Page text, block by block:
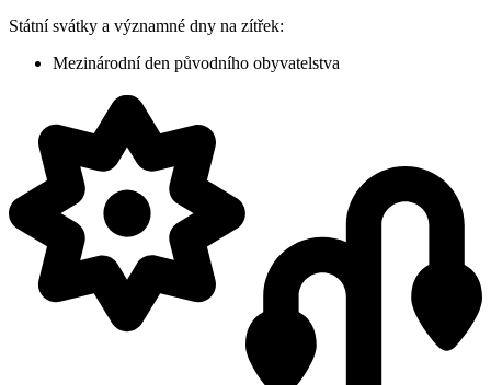
Státní svátky a významné dny na zítřek:
Mezinárodní den původního obyvatelstva